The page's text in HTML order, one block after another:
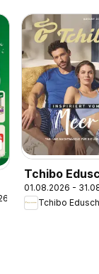
Tchibo
Katalog
2026
01.08.2026 -
Tchibo